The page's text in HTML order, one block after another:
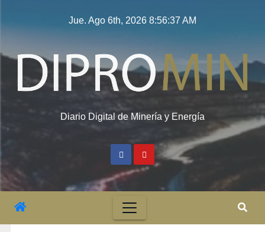
Jue. Ago 6th, 2026 8:56:38 AM
Diario Digital de Minería y Energía